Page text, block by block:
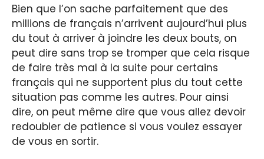
Bien que l’on sache parfaitement que des
millions de français n’arrivent aujourd’hui plus
du tout à arriver à joindre les deux bouts, on
peut dire sans trop se tromper que cela risque
de faire très mal à la suite pour certains
français qui ne supportent plus du tout cette
situation pas comme les autres. Pour ainsi
dire, on peut même dire que vous allez devoir
redoubler de patience si vous voulez essayer
de vous en sortir.